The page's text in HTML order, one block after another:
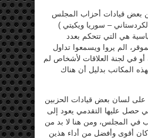
بعض قيادات أحزاب المجلس
– سوريا ويكيتي )
هي التي تتحكم بعدد
الم يروا ويسمعوا تداول
أو في لجنة العلاقات لأشخاص لم
المكاتب بدليل أن هناك
على لسان بعض قيادات الحزبين
حصل عليها التقدمي يعود إلى
في المجلس، ومن هنا لا بد من
كان أقوى وأفضل من أداء هذين